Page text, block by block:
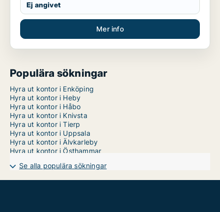
Ej angivet
Mer info
Populära sökningar
Hyra ut kontor i Enköping
Hyra ut kontor i Heby
Hyra ut kontor i Håbo
Hyra ut kontor i Knivsta
Hyra ut kontor i Tierp
Hyra ut kontor i Uppsala
Hyra ut kontor i Älvkarleby
Hyra ut kontor i Östhammar
Se alla populära sökningar